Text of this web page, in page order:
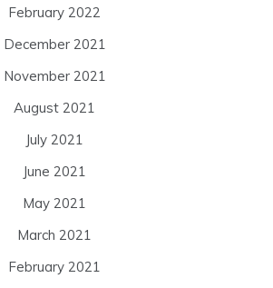
February 2022
December 2021
November 2021
August 2021
July 2021
June 2021
May 2021
March 2021
February 2021